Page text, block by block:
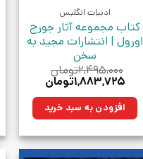
ادبیات انگلیس
کتاب مجموعه آثار جورج
اورول | انتشارات مجید به
سخن
۲,۴۹۵,۰۰۰تومان
قیمت
۲,۴۹۵,۰۰۰تومان
بود.
۱,۸۸۳,۷۲۵تومان
۱,۸۸۳,۷۲۵تومان. افزودن به سبد خرید